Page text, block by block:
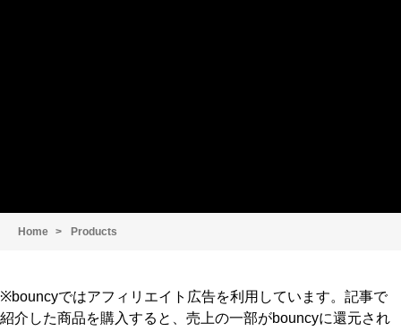
Home Products
※bouncyではアフィリエイト広告を利用しています。記事で
紹介した商品を購入すると、売上の一部がbouncyに還元され